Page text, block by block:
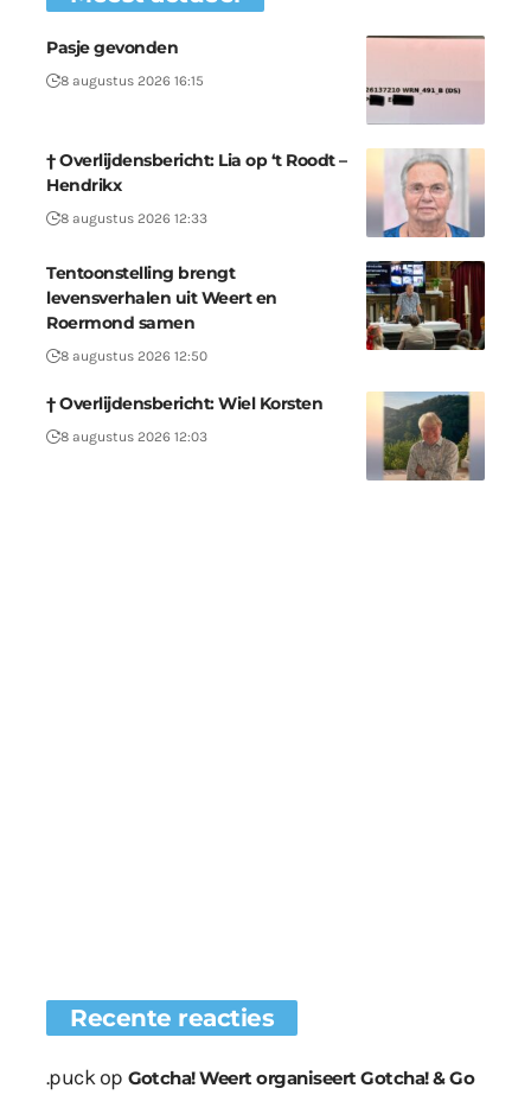
Pasje gevonden
8 augustus 2026 16:15
† Overlijdensbericht: Lia op ‘t Roodt –
Hendrikx
8 augustus 2026 12:33
Tentoonstelling brengt
levensverhalen uit Weert en
Roermond samen
8 augustus 2026 12:50
† Overlijdensbericht: Wiel Korsten
8 augustus 2026 12:03
Recente reacties
.puckop Gotcha! Weert organiseert Gotcha! & Go